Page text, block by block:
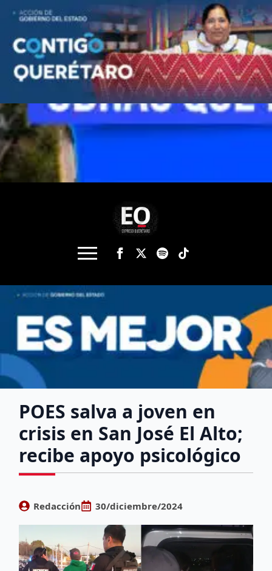
POES salva a joven en
crisis en San José El Alto;
recibe apoyo psicológico
Redacción 30/diciembre/2024